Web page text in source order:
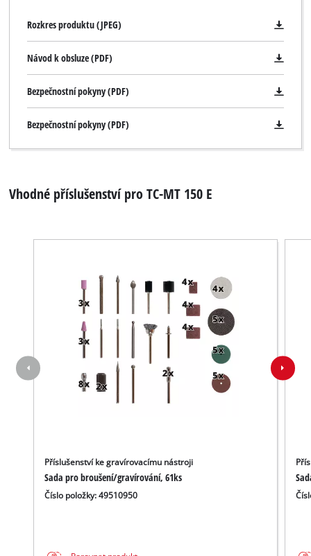
Rozkres produktu (JPEG)
Návod k obsluze (PDF)
Bezpečnostní pokyny (PDF)
Bezpečnostní pokyny (PDF)
Vhodné příslušenství pro TC-MT 150 E
Příslušenství ke gravírovacímu nástroji
Sada pro broušení/gravírování, 61ks
Číslo položky: 49510950